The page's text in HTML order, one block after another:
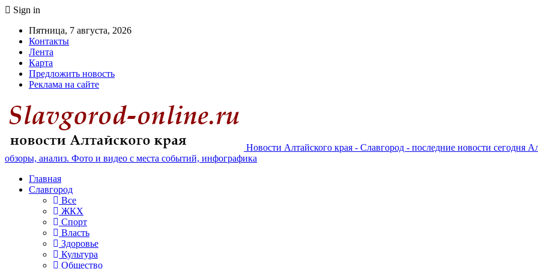
Sign in
Пятница, 7 августа, 2026
Контакты
Лента
Карта
Предложить новость
Реклама на сайте
Новости Алтайского края - Славгород - последние новости сегодня
обзоры, анализ. Фото и видео с места событий, инфографика
Главная
Славгород
Все
ЖКХ
Спорт
Власть
Здоровье
Культура
Общество